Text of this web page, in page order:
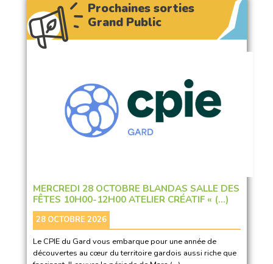
Prochaines sorties
Grand Public
MERCREDI 28 OCTOBRE BLANDAS SALLE DES
FÊTES 10H00-12H00 ATELIER CRÉATIF « (…)
28 OCTOBRE 2026
Le CPIE du Gard vous embarque pour une année de
découvertes au cœur du territoire gardois aussi riche que